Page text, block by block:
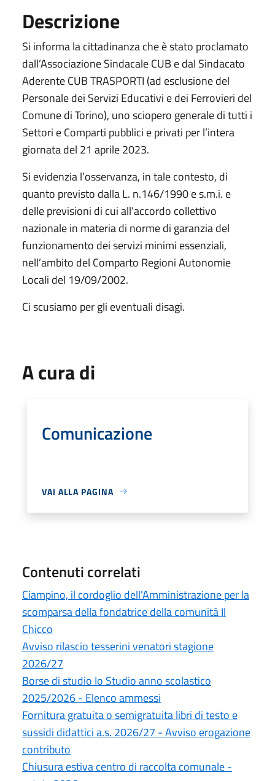
Descrizione
Si informa la cittadinanza che è stato proclamato
dall’Associazione Sindacale CUB e dal Sindacato
Aderente CUB TRASPORTI (ad esclusione del
Personale dei Servizi Educativi e dei Ferrovieri del
Comune di Torino), uno sciopero generale di tutti i
Settori e Comparti pubblici e privati per l’intera
giornata del 21 aprile 2023.
Si evidenzia l’osservanza, in tale contesto, di
quanto previsto dalla L. n.146/1990 e s.m.i. e
delle previsioni di cui all’accordo collettivo
nazionale in materia di norme di garanzia del
funzionamento dei servizi minimi essenziali,
nell’ambito del Comparto Regioni Autonomie
Locali del 19/09/2002.
Ci scusiamo per gli eventuali disagi.
A cura di
Comunicazione
VAI ALLA PAGINA
Contenuti correlati
Ciampino, il cordoglio dell'Amministrazione per la
scomparsa della fondatrice della comunità Il
Chicco
Avviso rilascio tesserini venatori stagione
2026/27
Borse di studio Io Studio anno scolastico
2025/2026 - Elenco ammessi
Fornitura gratuita o semigratuita libri di testo e
sussidi didattici a.s. 2026/27 - Avviso erogazione
contributo
Chiusura estiva centro di raccolta comunale -